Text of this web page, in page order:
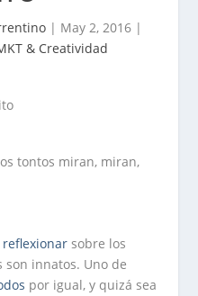
| May 2, 2016 |
& Creatividad
tontos miran, miran,
reflexionar sobre los
son innatos. Uno de
por igual, y quizá sea